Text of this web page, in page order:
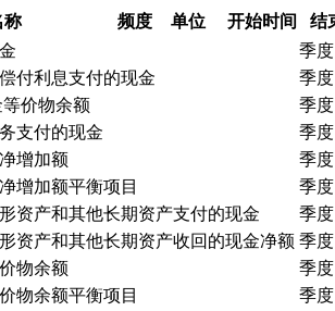
称 频度 单位 开始时间
结
季度
付利息支付的现金
季度
价物余额
季度
支付的现金
季度
增加额
季度
增加额平衡项目
季度
资产和其他长期资产支付的现金
季度
资产和其他长期资产收回的现金净额 季度
物余额
季度
物余额平衡项目
季度